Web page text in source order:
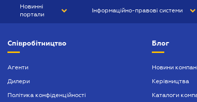
Новинні
портали
БІЗНЕС
Інформаційно-правові системи
БУХГАЛТЕР ПРОФ
Співробітництво
Агенти
Дилери
Політика конфіденційності
Блог
Новини
Керівництва
Каталоги